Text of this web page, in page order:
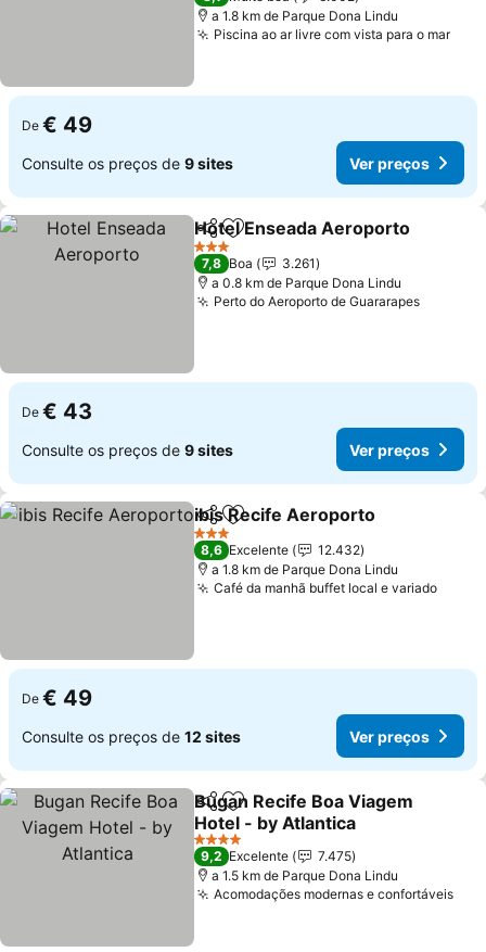
a 1.8 km de Parque Dona Lindu
Piscina ao ar livre com vista para o marVer
De € 49
Consulte os preços de 9 sites Ver preços
PartilharAdicionar aos favoritos
Hotel Enseada Aeroporto
3 Estrelas
7,8 Boa
3.261
a 0.8 km de Parque Dona Lindu
Perto do Aeroporto de GuararapesVer
De € 43
Consulte os preços de 9 sites Ver preços
PartilharAdicionar aos favoritos
ibis Recife Aeroporto
3 Estrelas
8,6 Excelente
12.432
a 1.8 km de Parque Dona Lindu
Café da manhã buffet local e variadoVer
De € 49
Consulte os preços de 12 sites Ver preços
PartilharAdicionar aos favoritos
Bugan Recife Boa Viagem
Hotel - by Atlantica
Ver preços
4 Estrelas
9,2 Excelente
7.475
a 1.5 km de Parque Dona Lindu
Acomodações modernas e confortáveisVer